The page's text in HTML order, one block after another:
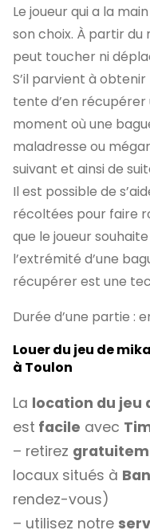
Le joueur qui a la
son choix. À partir du
peut toucher ni
S’il parvient à
tente d’en récupérer
moment où une
maladresse ou
suivant et ainsi de
Il est possible de
récoltées pour faire
que le joueur
l’extrémité d’une
récupérer est une
Durée d’une partie :
Louer du jeu de
à Toulon
La location du jeu
est facile avec
– retirez
locaux situés à
rendez-vous)
– utilisez notre